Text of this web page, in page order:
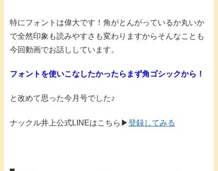
特にフォントは偉大です！角がとんがっているか丸いか
で全然印象も読みやすさも変わりますからそんなことも
今回動画でお話ししています。
フォントを使いこなしたかったらまず角ゴシックから！
と改めて思った今月号でした♪
ナックル井上公式LINEはこちら▶︎登録してみる